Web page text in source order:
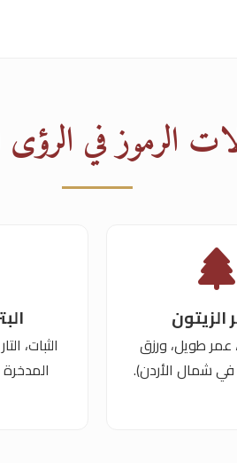
الرموز في الرؤى
عمر طويل، ورزق
شمال الأردن).
الثبات،